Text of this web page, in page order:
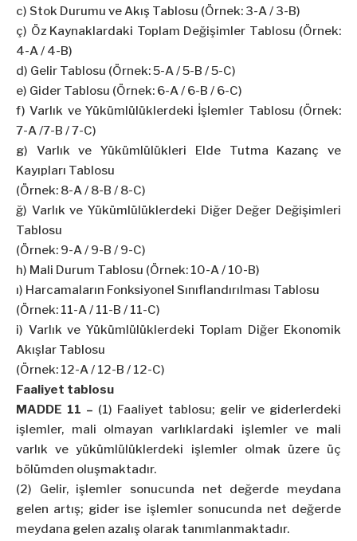
c) Stok Durumu ve Akış Tablosu (Örnek: 3-A / 3-B)
ç) Öz Kaynaklardaki Toplam Değişimler Tablosu (Örnek:
4-A / 4-B)
d) Gelir Tablosu (Örnek: 5-A / 5-B / 5-C)
e) Gider Tablosu (Örnek: 6-A / 6-B / 6-C)
f) Varlık ve Yükümlülüklerdeki İşlemler Tablosu (Örnek:
7-A /7-B / 7-C)
g) Varlık ve Yükümlülükleri Elde Tutma Kazanç ve
Kayıpları Tablosu
(Örnek: 8-A / 8-B / 8-C)
ğ) Varlık ve Yükümlülüklerdeki Diğer Değer Değişimleri
Tablosu
(Örnek: 9-A / 9-B / 9-C)
h) Mali Durum Tablosu (Örnek: 10-A / 10-B)
ı) Harcamaların Fonksiyonel Sınıflandırılması Tablosu
(Örnek: 11-A / 11-B / 11-C)
i) Varlık ve Yükümlülüklerdeki Toplam Diğer Ekonomik
Akışlar Tablosu
(Örnek: 12-A / 12-B / 12-C)
Faaliyet tablosu
MADDE 11 – (1) Faaliyet tablosu; gelir ve giderlerdeki
işlemler, mali olmayan varlıklardaki işlemler ve mali
varlık ve yükümlülüklerdeki işlemler olmak üzere üç
bölümden oluşmaktadır.
(2) Gelir, işlemler sonucunda net değerde meydana
gelen artış; gider ise işlemler sonucunda net değerde
meydana gelen azalış olarak tanımlanmaktadır.